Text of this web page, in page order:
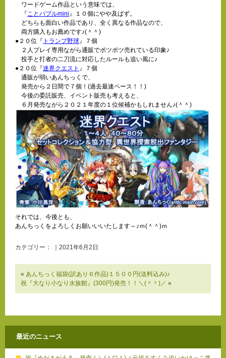
ワードゲーム作品という意味では、
『ことバブルmini』１０個にやや及ばず。
どちらも面白い作品であり、全く異なる作品なので、
両方購入もお薦めです♪(＾＾)
●２０位『 トランプ野球』７個
２人プレイ専用ながら通販でポツポツ売れている印象♪
投手と打者の二刀流に対応したルールも追い風に♪
●２０位『迷界クエスト 』７個
通販が弱いあんちっくで、
発売から２日間で７個！(過去最速ペース！！)
今後の委託販売、イベント販売も考えると、
６月発売ながら２０２１年度の１位候補かもしれません♪(＾＾)
それでは、今後とも、
あんちっくをよろしくお願いいいたします～♪ｍ(＾＾)ｍ
カテゴリー： ｜2021年6月2日
« あんちっく福袋(訳あり６作品)１５００円(送料込み)♪
祝『大なり小なり水族館』(300円)発売！！＼(＾＾)／ »
最近のニュース